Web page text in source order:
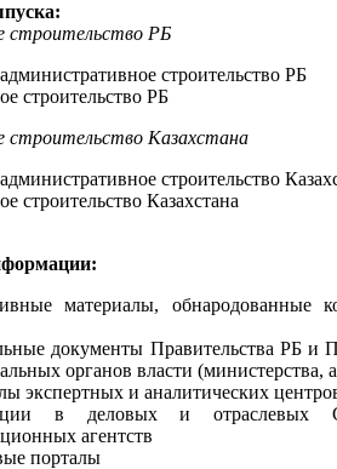
строительство РБ
строительство РБ
строительство РБ
строительство Казахстана
строительство
строительство Казахстана
материалы, обнародованные
документы Правительства РБ и
органов власти (министерства,
экспертных и аналитических
в деловых и отраслевых
агентств
порталы